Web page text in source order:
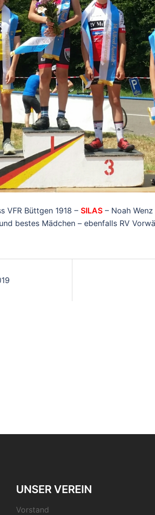
VFR Büttgen 1918 – SILAS – Noah
bestes Mädchen – ebenfalls RV
UNSER VEREIN
Vorstand